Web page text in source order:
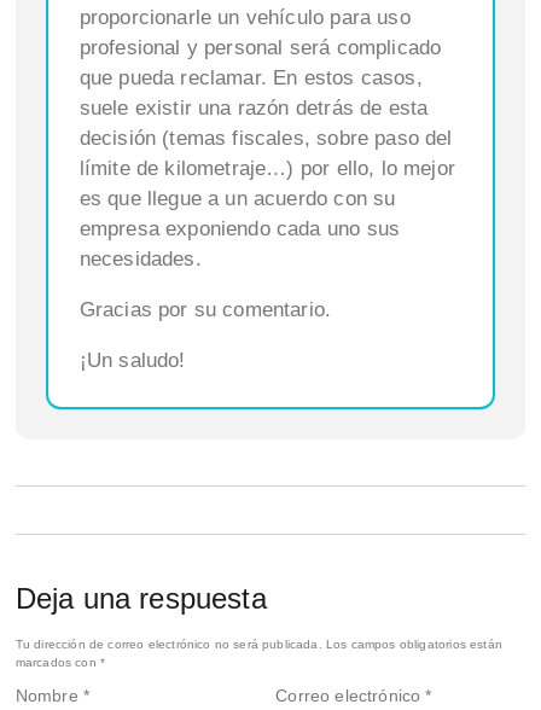
proporcionarle un vehículo para uso
profesional y personal será complicado
que pueda reclamar. En estos casos,
suele existir una razón detrás de esta
decisión (temas fiscales, sobre paso del
límite de kilometraje…) por ello, lo mejor
es que llegue a un acuerdo con su
empresa exponiendo cada uno sus
necesidades.
Gracias por su comentario.
¡Un saludo!
Deja una respuesta
Tu dirección de correo electrónico no será publicada.
Los campos obligatorios están
marcados con *
Nombre * Correo electrónico*